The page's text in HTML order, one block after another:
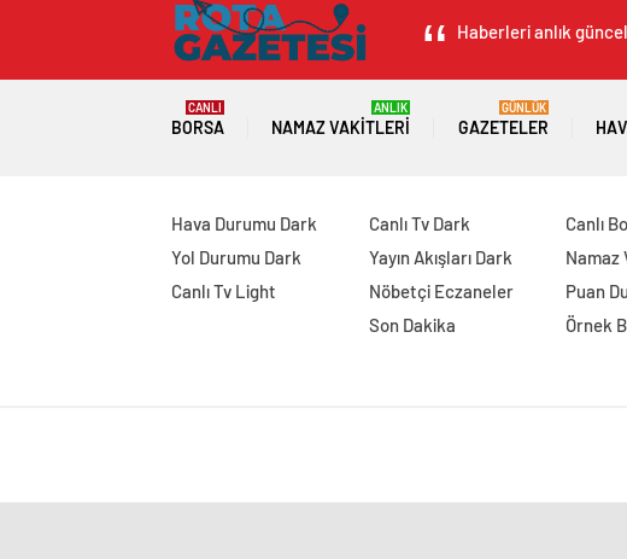
Haberleri anlık
BORSA
CANLI
NAMAZ VAKITLERI
ANLIK
GAZETELER
GÜNLÜK
Hava Durumu Dark
Yol Durumu Dark
Canlı Tv Light
Canlı Tv Dark
Yayın Akışları Dark
Nöbetçi Eczaneler
Son Dakika
Canlı
Namaz
Puan
Örnek